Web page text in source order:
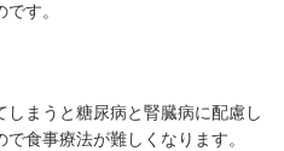
す。
まうと糖尿病と腎臓病に配慮し
食事療法が難しくなります。